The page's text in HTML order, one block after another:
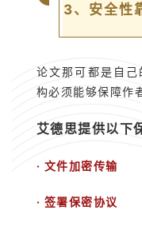
3、安全性
论文那可都是自
构必须能够保障作
艾德思提供以下
· 文件加密传输
· 签署保密协议